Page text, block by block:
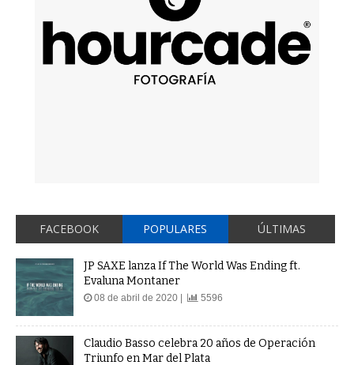
FACEBOOK POPULARES ÚLTIMAS
JP SAXE lanza If The World Was Ending ft.
Evaluna Montaner
08 de abril de 2020 | 5596
Claudio Basso celebra 20 años de Operación
Triunfo en Mar del Plata